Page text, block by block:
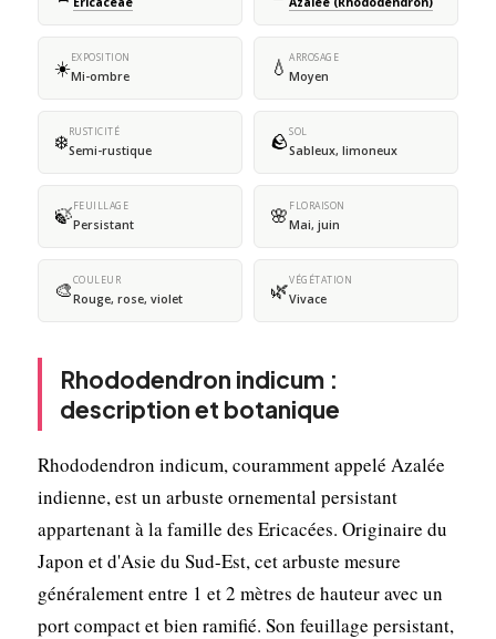
☀️EXPOSITION
Mi-ombre 💧 ARROSAGE
Moyen
❄️RUSTICITÉ
Semi-rustique 🪨SOL
Sableux, limoneux
🍃FEUILLAGE
Persistant 🌸 FLORAISON
Mai, juin
🎨COULEUR
Rouge, rose, violet 🌿VÉGÉTATION
Vivace
Rhododendron indicum :
description et botanique
Rhododendron indicum, couramment appelé Azalée
indienne, est un arbuste ornemental persistant
appartenant à la famille des Ericacées. Originaire du
Japon et d'Asie du Sud-Est, cet arbuste mesure
généralement entre 1 et 2 mètres de hauteur avec un
port compact et bien ramifié. Son feuillage persistant,